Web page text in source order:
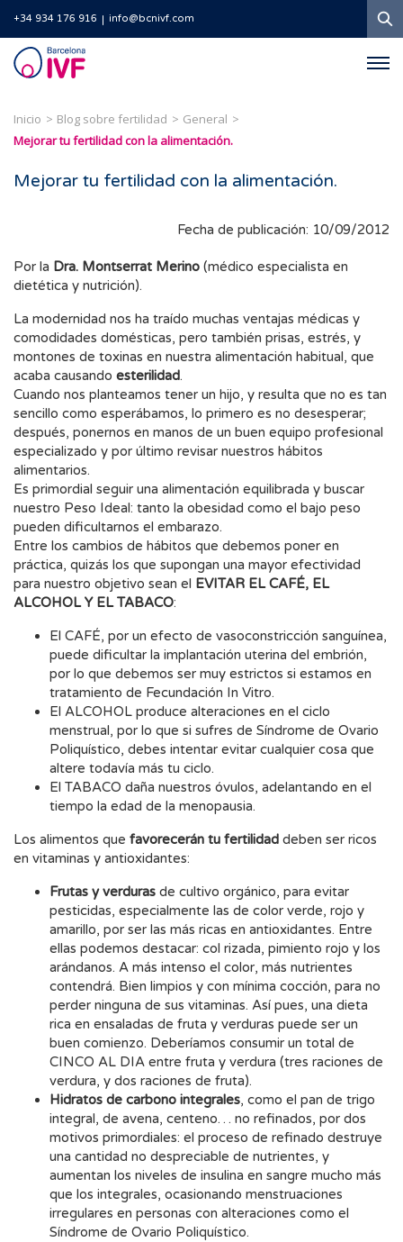
+34 934 176 916 info@bcnivf.com
Barcelona
IVF
Inicio Blog sobre fertilidad
General
Mejorar tu fertilidad con la alimentación.
Mejorar tu fertilidad con la alimentación.
Fecha de publicación: 10/09/2012
Por la Dra. Montserrat Merino (médico especialista en
dietética y nutrición).
La modernidad nos ha traído muchas ventajas médicas y
comodidades domésticas, pero también prisas, estrés, y
montones de toxinas en nuestra alimentación habitual, que
acaba causando esterilidad.
Cuando nos planteamos tener un hijo, y resulta que no es tan
sencillo como esperábamos, lo primero es no desesperar;
después, ponernos en manos de un buen equipo profesional
especializado y por último revisar nuestros hábitos
alimentarios.
Es primordial seguir una alimentación equilibrada y buscar
nuestro Peso Ideal: tanto la obesidad como el bajo peso
pueden dificultarnos el embarazo.
Entre los cambios de hábitos que debemos poner en
práctica, quizás los que supongan una mayor efectividad
para nuestro objetivo sean el EVITAR EL CAFÉ, EL
ALCOHOL Y EL TABACO:
El CAFÉ, por un efecto de vasoconstricción sanguínea,
puede dificultar la implantación uterina del embrión,
por lo que debemos ser muy estrictos si estamos en
tratamiento de Fecundación In Vitro.
El ALCOHOL produce alteraciones en el ciclo
menstrual, por lo que si sufres de Síndrome de Ovario
Poliquístico, debes intentar evitar cualquier cosa que
altere todavía más tu ciclo.
El TABACO daña nuestros óvulos, adelantando en el
tiempo la edad de la menopausia.
Los alimentos que favorecerán tu fertilidad deben ser ricos
en vitaminas y antioxidantes:
Frutas y verduras de cultivo orgánico, para evitar
pesticidas, especialmente las de color verde, rojo y
amarillo, por ser las más ricas en antioxidantes. Entre
ellas podemos destacar: col rizada, pimiento rojo y los
arándanos. A más intenso el color, más nutrientes
contendrá. Bien limpios y con mínima cocción, para no
perder ninguna de sus vitaminas. Así pues, una dieta
rica en ensaladas de fruta y verduras puede ser un
buen comienzo. Deberíamos consumir un total de
CINCO AL DIA entre fruta y verdura (tres raciones de
verdura, y dos raciones de fruta).
Hidratos de carbono integrales, como el pan de trigo
integral, de avena, centeno… no refinados, por dos
motivos primordiales: el proceso de refinado destruye
una cantidad no despreciable de nutrientes, y
aumentan los niveles de insulina en sangre mucho más
que los integrales, ocasionando menstruaciones
irregulares en personas con alteraciones como el
Síndrome de Ovario Poliquístico.